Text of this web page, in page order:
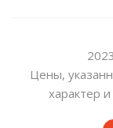
Цены,
характер